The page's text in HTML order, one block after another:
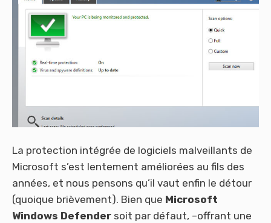
La protection intégrée de logiciels malveillants de
Microsoft s’est lentement améliorées au fils des
années, et nous pensons qu’il vaut enfin le détour
(quoique brièvement). Bien que Microsoft
Windows Defender soit par défaut, –offrant une